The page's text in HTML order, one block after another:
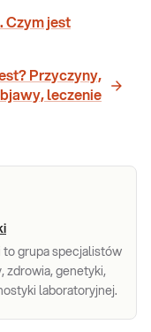
Czym jest
Przyczyny,
leczenie
to grupa specjalistów
zdrowia, genetyki,
laboratoryjnej.